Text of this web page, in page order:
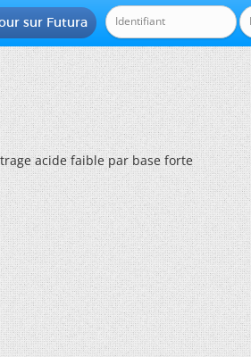
sur Futura
acide faible par base forte